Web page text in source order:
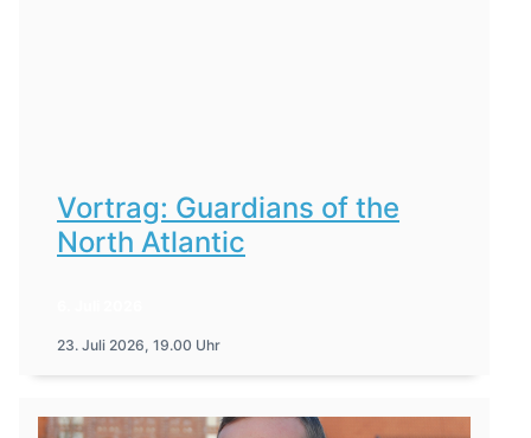
Vortrag: Guardians of the
North Atlantic
23. Juli 2026, 19.00 Uhr